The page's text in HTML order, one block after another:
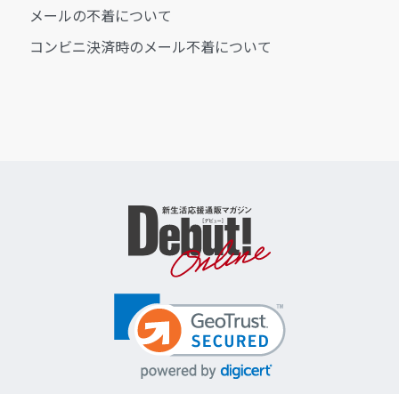
メールの不着について
コンビニ決済時のメール不着について